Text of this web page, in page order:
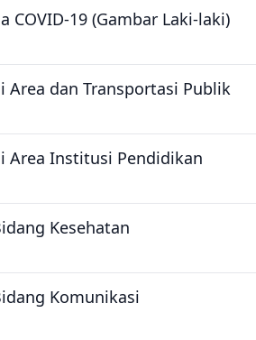
COVID-19 (Gambar Laki-laki)
Area dan Transportasi Publik
Area Institusi Pendidikan
Kesehatan
Komunikasi